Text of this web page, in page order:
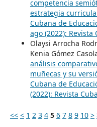
competencia
estrategia
Cubana de
ago (2022):
Olaysi Arrocha
Kenia Gómez
análisis
muñecas y su
Cubana de
(2022): Revista
<< < 1 2 3 4 5 6 7 8 9 10 >